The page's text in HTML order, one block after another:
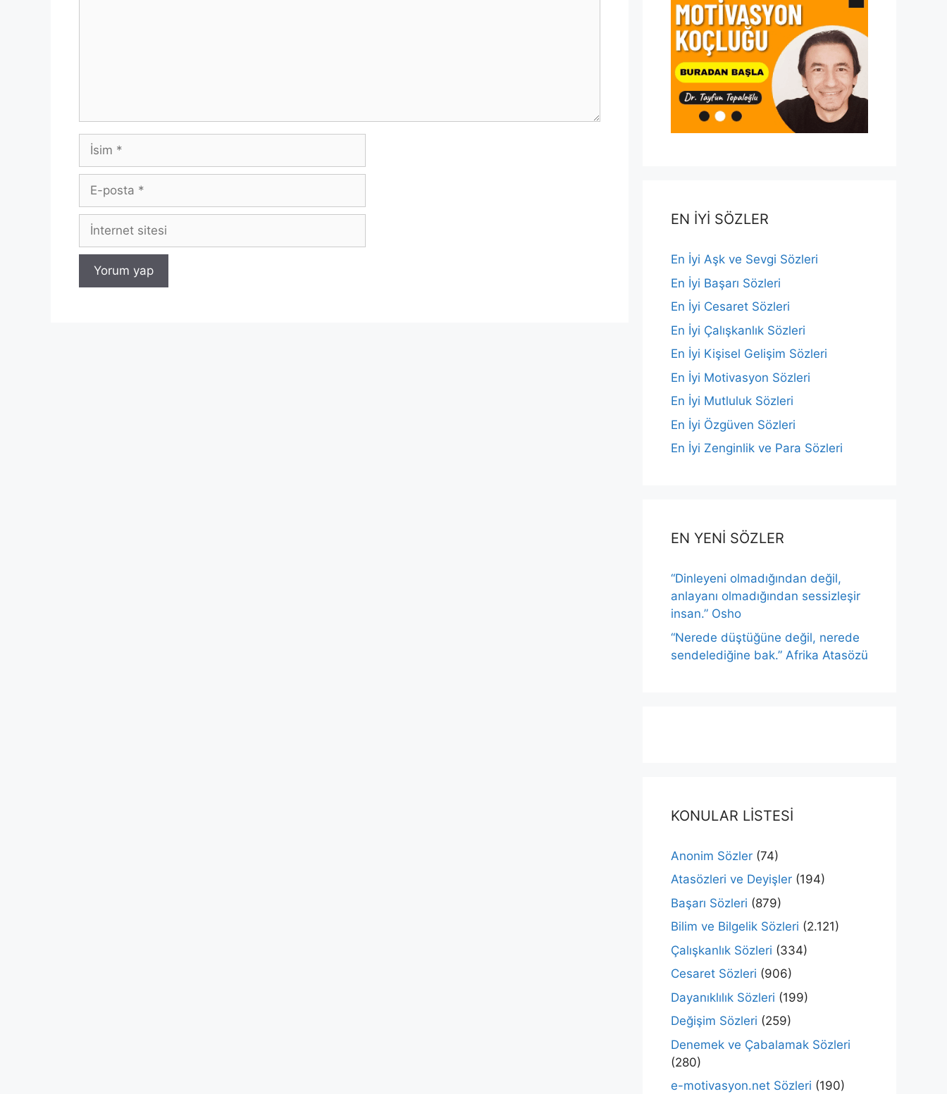
İsim
posta
İnternet
EN İYİ SÖZLER
En İyi Aşk ve Sevgi Sözleri
En İyi Başarı Sözleri
En İyi Cesaret Sözleri
En İyi Çalışkanlık Sözleri
En İyi Kişisel Gelişim Sözleri
En İyi Motivasyon Sözleri
En İyi Mutluluk Sözleri
En İyi Özgüven Sözleri
En İyi Zenginlik ve Para Sözleri
EN YENİ SÖZLER
“Dinleyeni olmadığından değil,
anlayanı olmadığından sessizleşir
insan.” Osho
“Nerede düştüğüne değil, nerede
sendelediğine bak.” Afrika Atasözü
KONULAR LİSTESİ
Anonim Sözler (74)
Atasözleri ve Deyişler (194)
Başarı Sözleri (879)
Bilim ve Bilgelik Sözleri (2.121)
Çalışkanlık Sözleri (334)
Cesaret Sözleri (906)
Dayanıklılık Sözleri (199)
Değişim Sözleri (259)
Denemek ve Çabalamak Sözleri
(280)
e-motivasyon.net Sözleri (190)